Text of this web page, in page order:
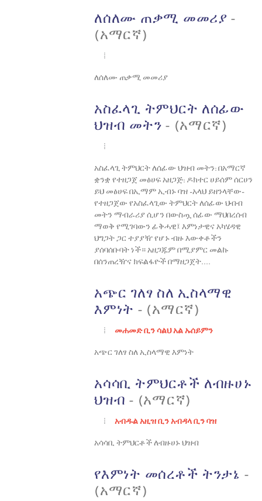
ለሰለሙ ጠቃሚ መመሪያ -
(አማርኛ)
ለሰለሙ ጠቃሚ መመሪያ
አስፈላጊ ትምህርት ለሰፊው
ህዝብ መትን - (አማርኛ)
አስፈላጊ ትምህርት ለሰፊው ህዝብ መትን: በአማርኛ
ቋንቋ የተዘጋጀ መፅሀፍ አዘጋጅ: ዶክተር ሀይሰም ሰርሀን
ይህ መፅሀፍ በኢማም ኢብኑ ባዝ –አላህ ይዘንላቸው–
የተዘጋጀው የአስፈላጊው ትምህርት ለሰፊው ህብብ
መትን ማብራሪያ ሲሆን በውስጧ ሰፊው ማህበረሰብ
ማወቅ የሚገባውን ፊቅሓዊ፤ እምነታዊና አካሄዳዊ
ህግጋት ጋር ተያያዥ የሆኑ ብዙ እውቀቶችን
ያሰባሰቡባት ነች። አዘጋጁም በሚያምር መልኩ
በሰንጠረዥና ክፍልፋዮች በማዘጋጀት....
አጭር ገለፃ ስለ ኢስላማዊ
እምነት - (አማርኛ)
መሐመድ ቢን ሳልህ አል ኡሰይምን
አጭር ገለፃ ስለ ኢስላማዊ እምነት
አሳሳቢ ትምህርቶች ለብዙሀኑ
ህዝብ - (አማርኛ)
አብዱል አዚዝ ቢን አብዳላ ቢን ባዝ
አሳሳቢ ትምህርቶች ለብዙሀኑ ህዝብ
የእምነት መሰረቶች ትንታኔ -
(አማርኛ)